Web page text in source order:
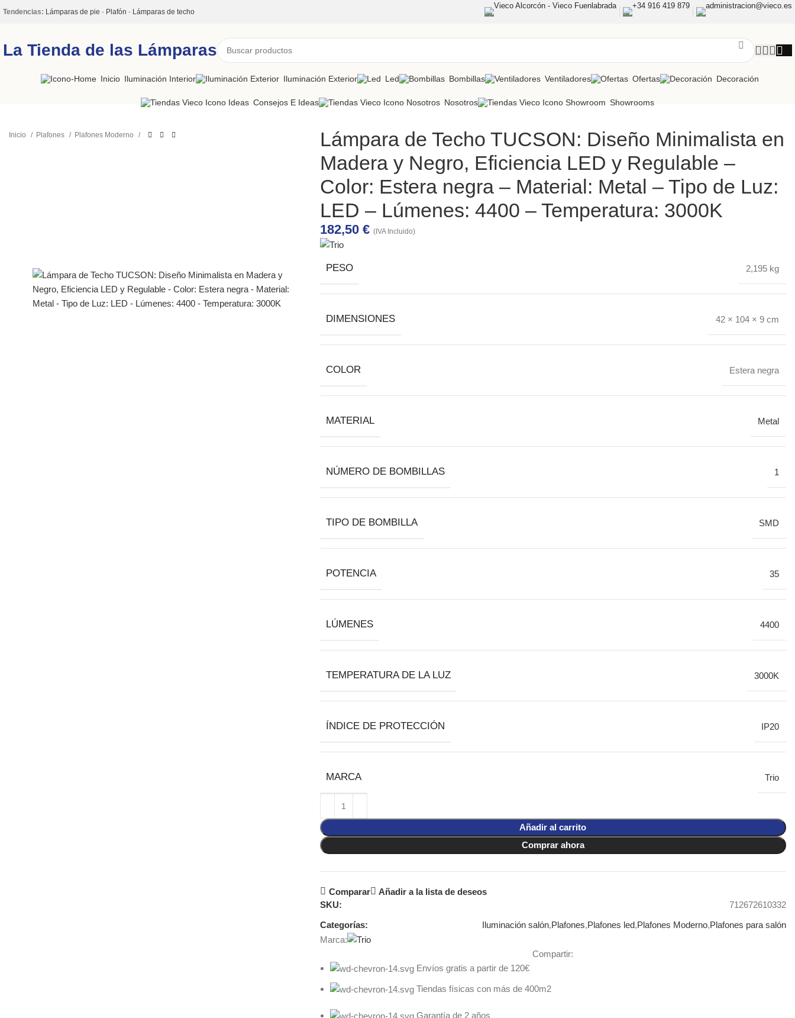
Tendencias: Lámparas de pie - Plafón - Lámparas de techo
Vieco Alcorcón - Vieco Fuenlabrada +34 916 419 879 administracion@vieco.es
La Tienda de las Lámparas
Inicio Iluminación Interior Iluminación Exterior Led Bombillas Ventiladores Ofertas Decoración
Consejos E Ideas Nosotros Showrooms
Inicio Plafones Plafones Moderno
Lámpara de Techo TUCSON: Diseño Minimalista en
Madera y Negro, Eficiencia LED y Regulable –
Color: Estera negra – Material: Metal – Tipo de Luz:
LED – Lúmenes: 4400 – Temperatura: 3000K
182,50 € (IVA Incluido)
PESO 2,195 kg
DIMENSIONES 42 × 104 × 9 cm
COLOR Estera negra
MATERIAL Metal
NÚMERO DE BOMBILLAS 1
TIPO DE BOMBILLA SMD
POTENCIA 35
LÚMENES 4400
TEMPERATURA DE LA LUZ 3000K
ÍNDICE DE PROTECCIÓN IP20
MARCA Trio
Añadir al carrito
Comprar ahora
Comparar
Añadir a la lista de deseos
SKU:
712672610332
Categorías:
Iluminación salón,Plafones,Plafones led,Plafones Moderno,Plafones para salón
Marca:
Compartir:
Envíos gratis a partir de 120€
Tiendas físicas con más de 400m2
Garantía de 2 años